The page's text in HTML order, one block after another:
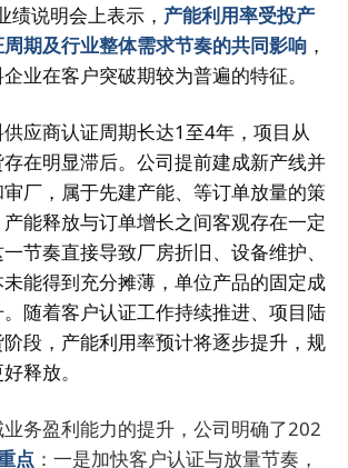
绩说明会上表示， 产能利用率受投产
期及行业整体需求节奏的共同影响 ，
业在客户突破期较为普遍的特征。
应商认证周期长达1至4年，项目从
在明显滞后。 公司提前建成新产线并
厂，属于先建产能、等订单放量的策
能释放与订单增长之间客观存在一定
节奏直接导致厂房折旧、设备维护、
能得到充分摊薄，单位产品的固定成
随着客户认证工作持续推进、项目陆
段，产能利用率预计将逐步提升，规
释放。
务盈利能力的提升，公司明确了202
点 ：一是加快客户认证与放量节奏，